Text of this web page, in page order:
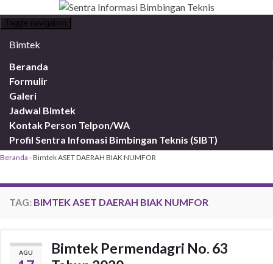
Toggle navigation
Bimtek
Beranda
Formulir
Galeri
Jadwal Bimtek
Kontak Person Telpon/WA
Profil Sentra Infomasi Bimbingan Teknis (SIBT)
Beranda -Bimtek ASET DAERAH BIAK NUMFOR
TAG: BIMTEK ASET DAERAH BIAK NUMFOR
AGU
Bimtek Permendagri No. 63